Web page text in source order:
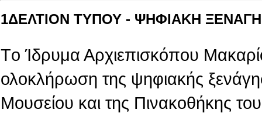
1ΔΕΛΤΙΟΝ ΤΥΠΟΥ - ΨΗΦΙΑΚΗ
Tο Ίδρυμα Αρχιεπισκόπου
ολοκλήρωση της ψηφιακής
Μουσείου και της Πινακοθήκης